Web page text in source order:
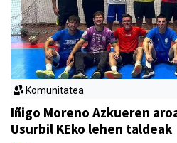
Komunitatea
Iñigo Moreno Azkueren
Usurbil KEko lehen taldeak